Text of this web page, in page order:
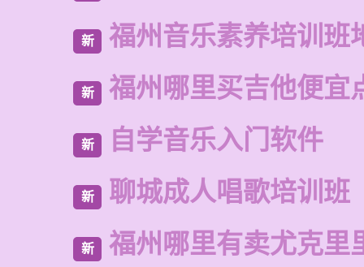
新 福州音乐素养培训班
新 福州哪里买吉他便宜
新 自学音乐入门软件
新 聊城成人唱歌培训班
新 福州哪里有卖尤克里